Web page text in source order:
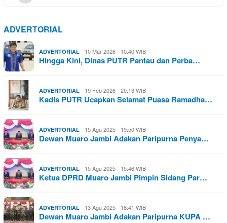
ADVERTORIAL
ADVERTORIAL 10 Mar 2026 - 10:40 WIB
Hingga Kini, Dinas PUTR Pantau dan Perba…
ADVERTORIAL 19 Feb 2026 - 20:13 WIB
Kadis PUTR Ucapkan Selamat Puasa Ramadha…
ADVERTORIAL 15 Agu 2025 - 19:50 WIB
Dewan Muaro Jambi Adakan Paripurna Penya…
ADVERTORIAL 15 Agu 2025 - 15:46 WIB
Ketua DPRD Muaro Jambi Pimpin Sidang Par…
ADVERTORIAL 13 Agu 2025 - 18:41 WIB
Dewan Muaro Jambi Adakan Paripurna KUPA …